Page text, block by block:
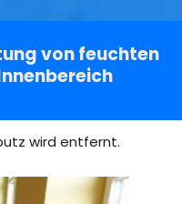
von feuchten
wird entfernt.